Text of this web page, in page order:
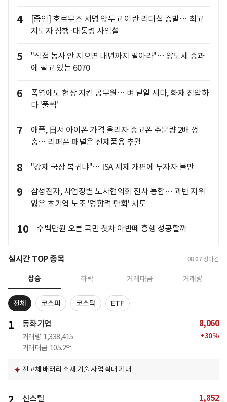
4
[줌인] 호르무즈 서명 앞두고 이란 리더십 증발… 최고
지도자 잠행·대통령 사임설
5
"직접 농사 안 지으면 내년까지 팔아라"… 양도세 중과
에 떨고 있는 6070
6
폭염에도 현장 지킨 공무원… 벼 낱알 세다, 화재 진압하
다 '풀썩'
7
애플, 日서 아이폰 가격 올리자 중고폰 주문량 2배 껑
충… 리퍼폰 패널은 신제품용 추월
8 "강제 국장 복귀냐"… ISA 세제 개편에 투자자 불만
9
삼성전자, 사업장별 노사협의회 전사 통합… 과반 지위
잃은 초기업 노조 '영향력 만회' 시도
10 수백만원 오른 국민 첫차 아반떼 흥행 성공할까
실시간 TOP 종목 08.07 장마감
상승 하락 거래대금 거래량
전체 코스피 코스닥 ETF
1 동화기업
거래량 1,338,415
거래대금 105.2억
8,060
+30%
전고체 배터리 소재 기술 사업 확대 기대
신스틸 1,852